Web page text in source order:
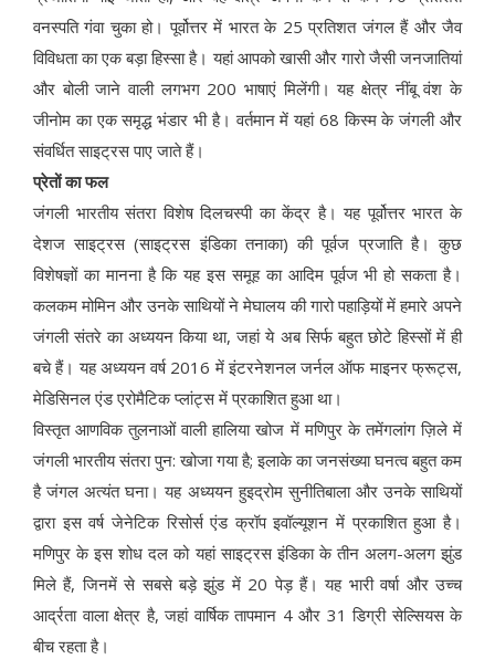
वनस्पति गंवा चुका हो। पूर्वोत्तर में भारत के 25 प्रतिशत जंगल हैं और जैव
विविधता का एक बड़ा हिस्सा है। यहां आपको खासी और गारो जैसी जनजातियां
और बोली जाने वाली लगभग 200 भाषाएं मिलेंगी। यह क्षेत्र नींबू वंश के
जीनोम का एक समृद्ध भंडार भी है। वर्तमान में यहां 68 किस्म के जंगली और
संवर्धित साइट्रस पाए जाते हैं।
प्रेतों का फल
जंगली भारतीय संतरा विशेष दिलचस्पी का केंद्र है। यह पूर्वोत्तर भारत के
देशज साइट्रस (साइट्रस इंडिका तनाका) की पूर्वज प्रजाति है। कुछ
विशेषज्ञों का मानना है कि यह इस समूह का आदिम पूर्वज भी हो सकता है।
कलकम मोमिन और उनके साथियों ने मेघालय की गारो पहाड़ियों में हमारे अपने
जंगली संतरे का अध्ययन किया था, जहां ये अब सिर्फ बहुत छोटे हिस्सों में ही
बचे हैं। यह अध्ययन वर्ष 2016 में इंटरनेशनल जर्नल ऑफ माइनर फ्रूट्स,
मेडिसिनल एंड एरोमैटिक प्लांट्स में प्रकाशित हुआ था।
विस्तृत आणविक तुलनाओं वाली हालिया खोज में मणिपुर के तमेंगलांग ज़िले में
जंगली भारतीय संतरा पुन: खोजा गया है; इलाके का जनसंख्या घनत्व बहुत कम
है जंगल अत्यंत घना। यह अध्ययन हुइद्रोम सुनीतिबाला और उनके साथियों
द्वारा इस वर्ष जेनेटिक रिसोर्स एंड क्रॉप इवॉल्यूशन में प्रकाशित हुआ है।
मणिपुर के इस शोध दल को यहां साइट्रस इंडिका के तीन अलग-अलग झुंड
मिले हैं, जिनमें से सबसे बड़े झुंड में 20 पेड़ हैं। यह भारी वर्षा और उच्च
आर्द्रता वाला क्षेत्र है, जहां वार्षिक तापमान 4 और 31 डिग्री सेल्सियस के
बीच रहता है।